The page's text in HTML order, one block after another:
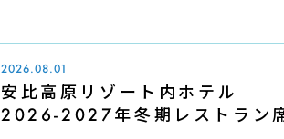
2026.08.01
安比高原リゾート内ホテル
2026-2027年冬期レストラン